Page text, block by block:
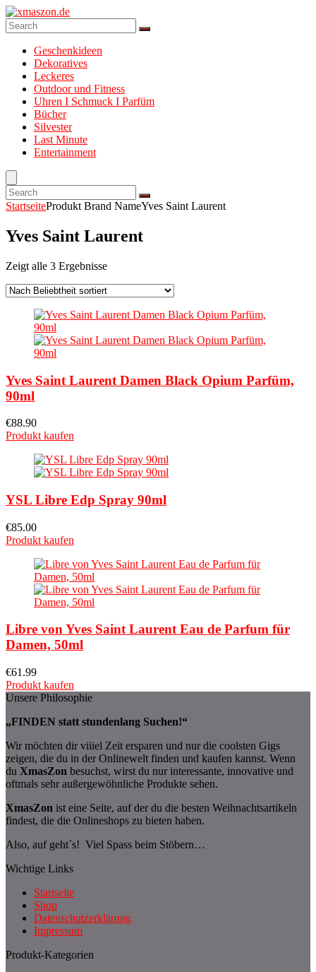
Geschenkideen
Dekoratives
Leckeres
Outdoor und Fitness
Uhren I Schmuck I Parfüm
Bücher
Silvester
Last Minute
Entertainment
StartseiteProdukt Brand NameYves Saint Laurent
Yves Saint Laurent
Zeigt alle 3 Ergebnisse
Yves Saint Laurent Damen Black Opium Parfüm,
90ml
€88.90
Produkt kaufen
YSL Libre Edp Spray 90ml
€85.00
Produkt kaufen
Libre von Yves Saint Laurent Eau de Parfum für
Damen, 50ml
€61.99
Produkt kaufen
Unsere Philosophie
„FINDEN statt stundenlang Suchen!“
Wir möchten dir viiiel Zeit ersparen und nur die coolsten Gigs
zeigen, die du in der Onlinewelt finden und kaufen kannst. Wenn
du XmasZon besuchst, wirst du nur interessante, innovative und
oftmals sehr außergewöhnliche Produkte sehen.
XmasZon ist eine Seite, auf der du die besten Weihnachtsartikeln
findest, die die Onlineshops zu bieten haben.
Also, auf geht´s! Viel Spass beim Stöbern…
Wichtige Links
Startseite
Shop
Datenschutzerklärung
Impressum
Produkt-Kategorien